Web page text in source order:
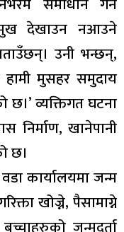
देखाउन नआउने
उनी भन्छन्,
मुसहर समुदाय
छ।’ व्यक्तिगत घटना
निर्माण, खानेपानी
छ।
कार्यालयमा जन्म
खोज्ने, पैसामाग्ने